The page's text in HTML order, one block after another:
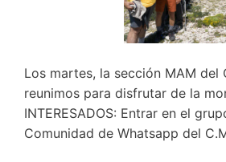
Los martes, la sección MAM del
reunimos para disfrutar de la
INTERESADOS: Entrar en el
Comunidad de Whatsapp del